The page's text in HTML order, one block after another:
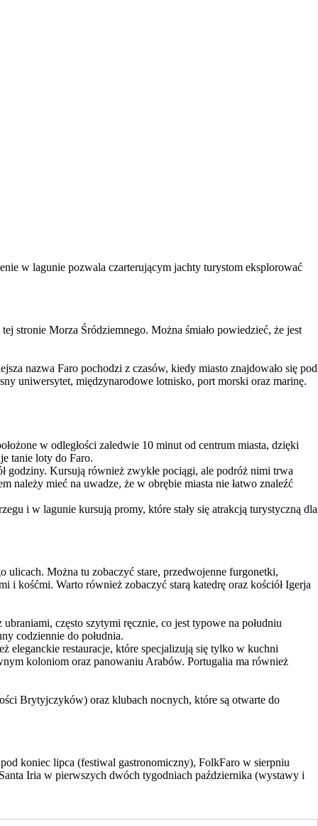
w lagunie pozwala czarterującym jachty turystom eksplorować
stronie Morza Śródziemnego. Można śmiało powiedzieć, że jest
nazwa Faro pochodzi z czasów, kiedy miasto znajdowało się pod
uniwersytet, międzynarodowe lotnisko, port morski oraz marinę.
w odległości zaledwie 10 minut od centrum miasta, dzięki
tanie loty do Faro.
godziny. Kursują również zwykłe pociągi, ale podróż nimi trwa
należy mieć na uwadze, że w obrębie miasta nie łatwo znaleźć
i w lagunie kursują promy, które stały się atrakcją turystyczną dla
ulicach. Można tu zobaczyć stare, przedwojenne furgonetki,
i kośćmi. Warto również zobaczyć starą katedrę oraz kościół Igerja
często szytymi ręcznie, co jest typowe na południu
codziennie do południa.
eleganckie restauracje, które specjalizują się tylko w kuchni
koloniom oraz panowaniu Arabów. Portugalia ma również
Brytyjczyków) oraz klubach nocnych, które są otwarte do
koniec lipca (festiwal gastronomiczny), FolkFaro w sierpniu
Iria w pierwszych dwóch tygodniach października (wystawy i